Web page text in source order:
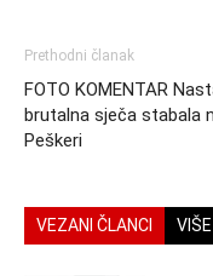
Prethodni članak
FOTO KOMENTAR
brutalna sječa stabala
Peškeri
VEZANI ČLANCI